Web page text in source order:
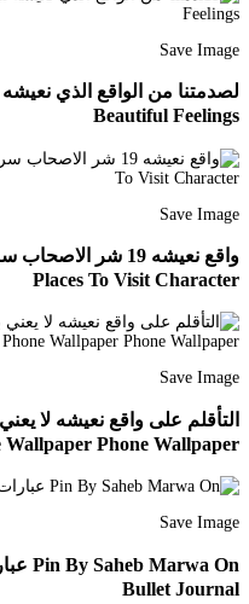
Save Image
Beautiful Feelings
Save Image
Places To Visit Character
Save Image
Wallpaper Phone Wallpaper
Save Image
Bullet Journal